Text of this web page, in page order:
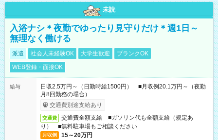
未読
入浴ナシ＊夜勤でゆったり見守りだけ＊週1日～
無理なく働ける
派遣 社会人未経験OK 大学生歓迎
ブランクOK
WEB登録・面接OK
給与
日収2.5万円～（日勤時給1500円） ■月収例20.1万円～（夜勤
月8回勤務の場合）
交通費別途支給あり
交通費
交通費全額支給 ■ガソリン代も全額支給（規定あ
り） ■無料駐車場もご相談ください
月収例 15～20万円